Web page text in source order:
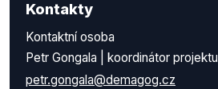
Kontakty
Kontaktní osoba
Petr Gongala | koordinátor projektu
petr.gongala@demagog.cz